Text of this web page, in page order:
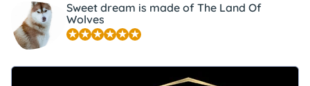
Sweet dream is made of The Land Of
Wolves